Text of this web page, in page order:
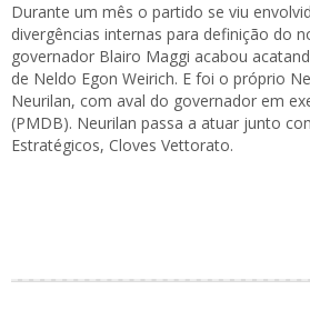
Durante um mês o partido se viu
divergências internas para definição do
governador Blairo Maggi acabou
de Neldo Egon Weirich. E foi o próprio
Neurilan, com aval do governador em
(PMDB). Neurilan passa a atuar junto
Estratégicos, Cloves Vettorato.